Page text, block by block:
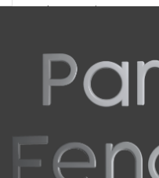
taches persistantes :
peeling unifiant éclat est
le nouveau nettoyant anti
taches formulé avec
notre nouvel actif
révolutionnaire Melasyl™
multibreveté et de
Niacinamide concentrée